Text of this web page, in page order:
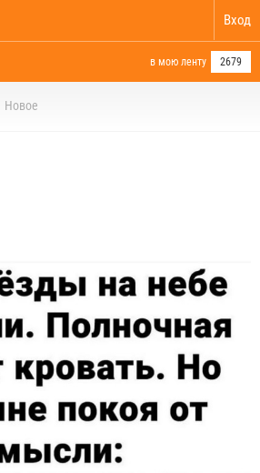
Вход
в мою ленту 2679
Новое